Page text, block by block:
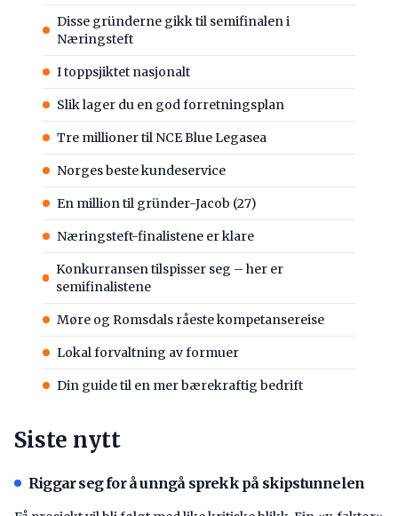
Disse gründerne gikk til semifinalen i
Næringsteft
I toppsjiktet nasjonalt
Slik lager du en god forretningsplan
Tre millioner til NCE Blue Legasea
Norges beste kundeservice
En million til gründer-Jacob (27)
Næringsteft-finalistene er klare
Konkurransen tilspisser seg – her er
semifinalistene
Møre og Romsdals råeste kompetansereise
Lokal forvaltning av formuer
Din guide til en mer bærekraftig bedrift
Siste nytt
Riggar seg for å unngå sprekk på skipstunnelen